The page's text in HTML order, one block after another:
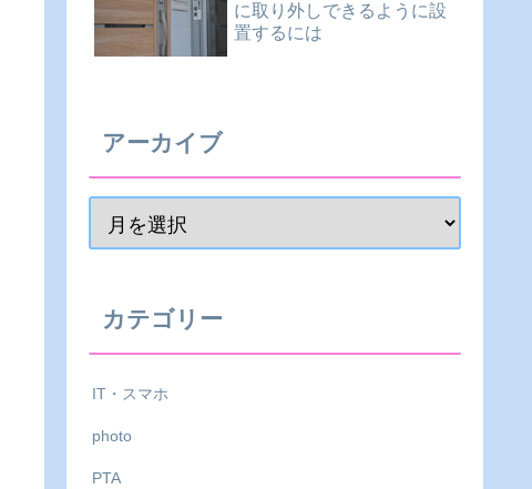
に取り外しできるように設
置するには
アーカイブ
カテゴリー
IT・スマホ
photo
PTA